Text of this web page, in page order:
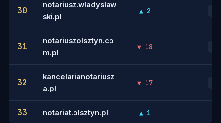
30
notariusz.wladyslaw
ski.pl
▲ 2
31
notariuszolsztyn.co
m.pl
▼ 18
32
kancelarianotariusz
a.pl
▼ 17
33 notariat.olsztyn.pl ▲ 1